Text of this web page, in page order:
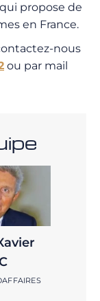
propose de
en France.
nous
ou par mail